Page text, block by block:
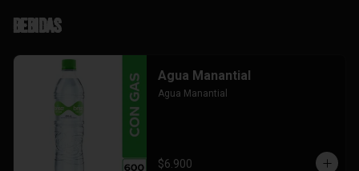
Bebidas
Agua Manantial
Agua Manantial
$6.900